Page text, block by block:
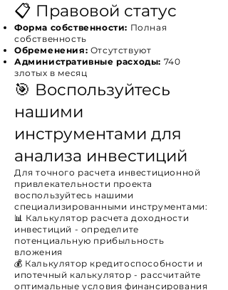
📋 Правовой статус
Форма собственности: Полная
собственность
Обременения: Отсутствуют
Административные расходы: 740
злотых в месяц
🎯 Воспользуйтесь
нашими
инструментами для
анализа инвестиций
Для точного расчета инвестиционной
привлекательности проекта
воспользуйтесь нашими
специализированными инструментами:
📊 Калькулятор расчета доходности
инвестиций - определите
потенциальную прибыльность
вложения
💰 Калькулятор кредитоспособности и
ипотечный калькулятор - рассчитайте
оптимальные условия финансирования